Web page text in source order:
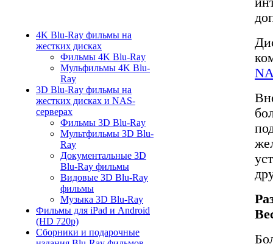
4K Blu-Ray фильмы на
жестких дисках
Фильмы 4K Blu-Ray
Мульфильмы 4K Blu-
Ray
3D Blu-Ray фильмы на
жестких дисках и NAS-
серверах
Фильмы 3D Blu-Ray
Мультфильмы 3D Blu-
Ray
Документальные 3D
Blu-Ray фильмы
Видовые 3D Blu-Ray
фильмы
Музыка 3D Blu-Ray
Фильмы для iPad и Android
(HD 720p)
Сборники и подарочные